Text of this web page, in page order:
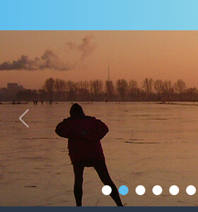
Previous